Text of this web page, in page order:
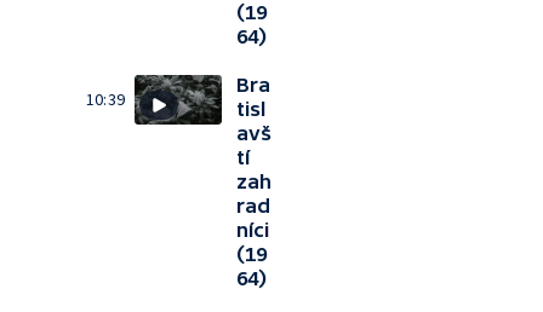
(19
64)
10:39
Bra
tisl
avš
tí
zah
rad
níci
(19
64)